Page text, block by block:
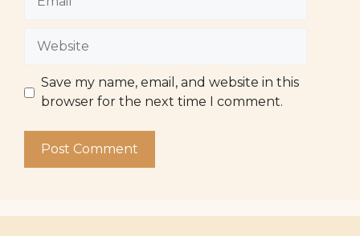
Website
Save my name, email, and website in this
browser for the next time I comment.